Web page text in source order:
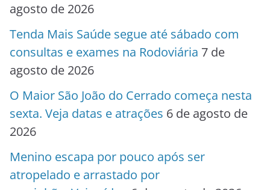
agosto de 2026
Tenda Mais Saúde segue até sábado com
consultas e exames na Rodoviária 7 de
agosto de 2026
O Maior São João do Cerrado começa nesta
sexta. Veja datas e atrações 6 de agosto de
2026
Menino escapa por pouco após ser
atropelado e arrastado por